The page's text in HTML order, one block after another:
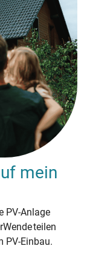
mein
PV-Anlage
teilen
PV-Einbau.